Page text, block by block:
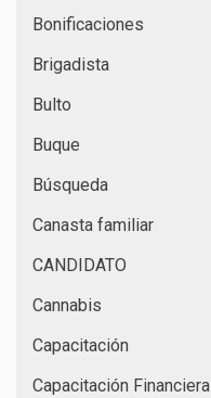
Bonificaciones
Brigadista
Bulto
Buque
Búsqueda
Canasta familiar
CANDIDATO
Cannabis
Capacitación
Capacitación Financiera